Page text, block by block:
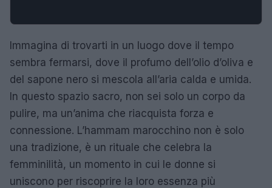
Immagina di trovarti in un luogo dove il tempo
sembra fermarsi, dove il profumo dell’olio d’oliva e
del sapone nero si mescola all’aria calda e umida.
In questo spazio sacro, non sei solo un corpo da
pulire, ma un’anima che riacquista forza e
connessione. L’hammam marocchino non è solo
una tradizione, è un rituale che celebra la
femminilità, un momento in cui le donne si
uniscono per riscoprire la loro essenza più